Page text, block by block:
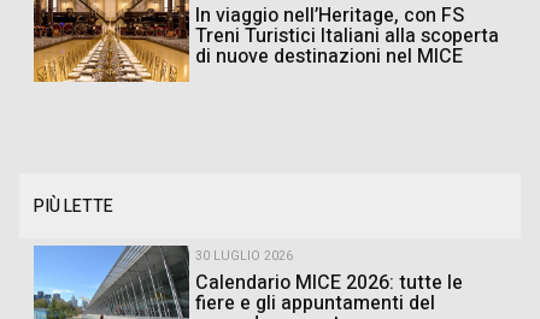
In viaggio nell’Heritage, con FS
Treni Turistici Italiani alla scoperta
di nuove destinazioni nel MICE
PIÙ LETTE
30 LUGLIO 2026
Calendario MICE 2026: tutte le
fiere e gli appuntamenti del